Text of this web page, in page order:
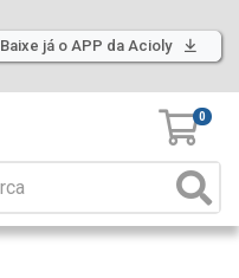
Baixe já o APP da Acioly
0